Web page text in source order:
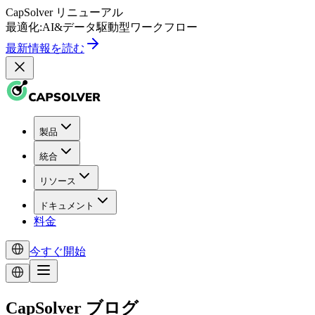
CapSolver リニューアル
最適化:AI&データ駆動型ワークフロー
最新情報を読む
製品
統合
リソース
ドキュメント
料金
今すぐ開始
CapSolver ブログ